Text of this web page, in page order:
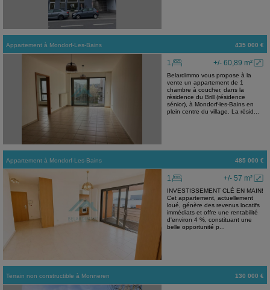
Appartement à Mondorf-Les-Bains 435 000 €
+/- 60,89 m²
1
Belardimmo vous propose à la
vente un appartement de 1
chambre à coucher, dans la
résidence du Brill (résidence
sénior), à Mondorf-les-Bains en
plein centre du village. La résid...
Appartement à Mondorf-Les-Bains 485 000 €
+/- 57 m²
1
INVESTISSEMENT CLÉ EN MAIN!
Cet appartement, actuellement
loué, génère des revenus locatifs
immédiats et offre une rentabilité
d'environ 4 %, constituant une
belle opportunité p...
Terrain non constructible à Monneren 130 000 €